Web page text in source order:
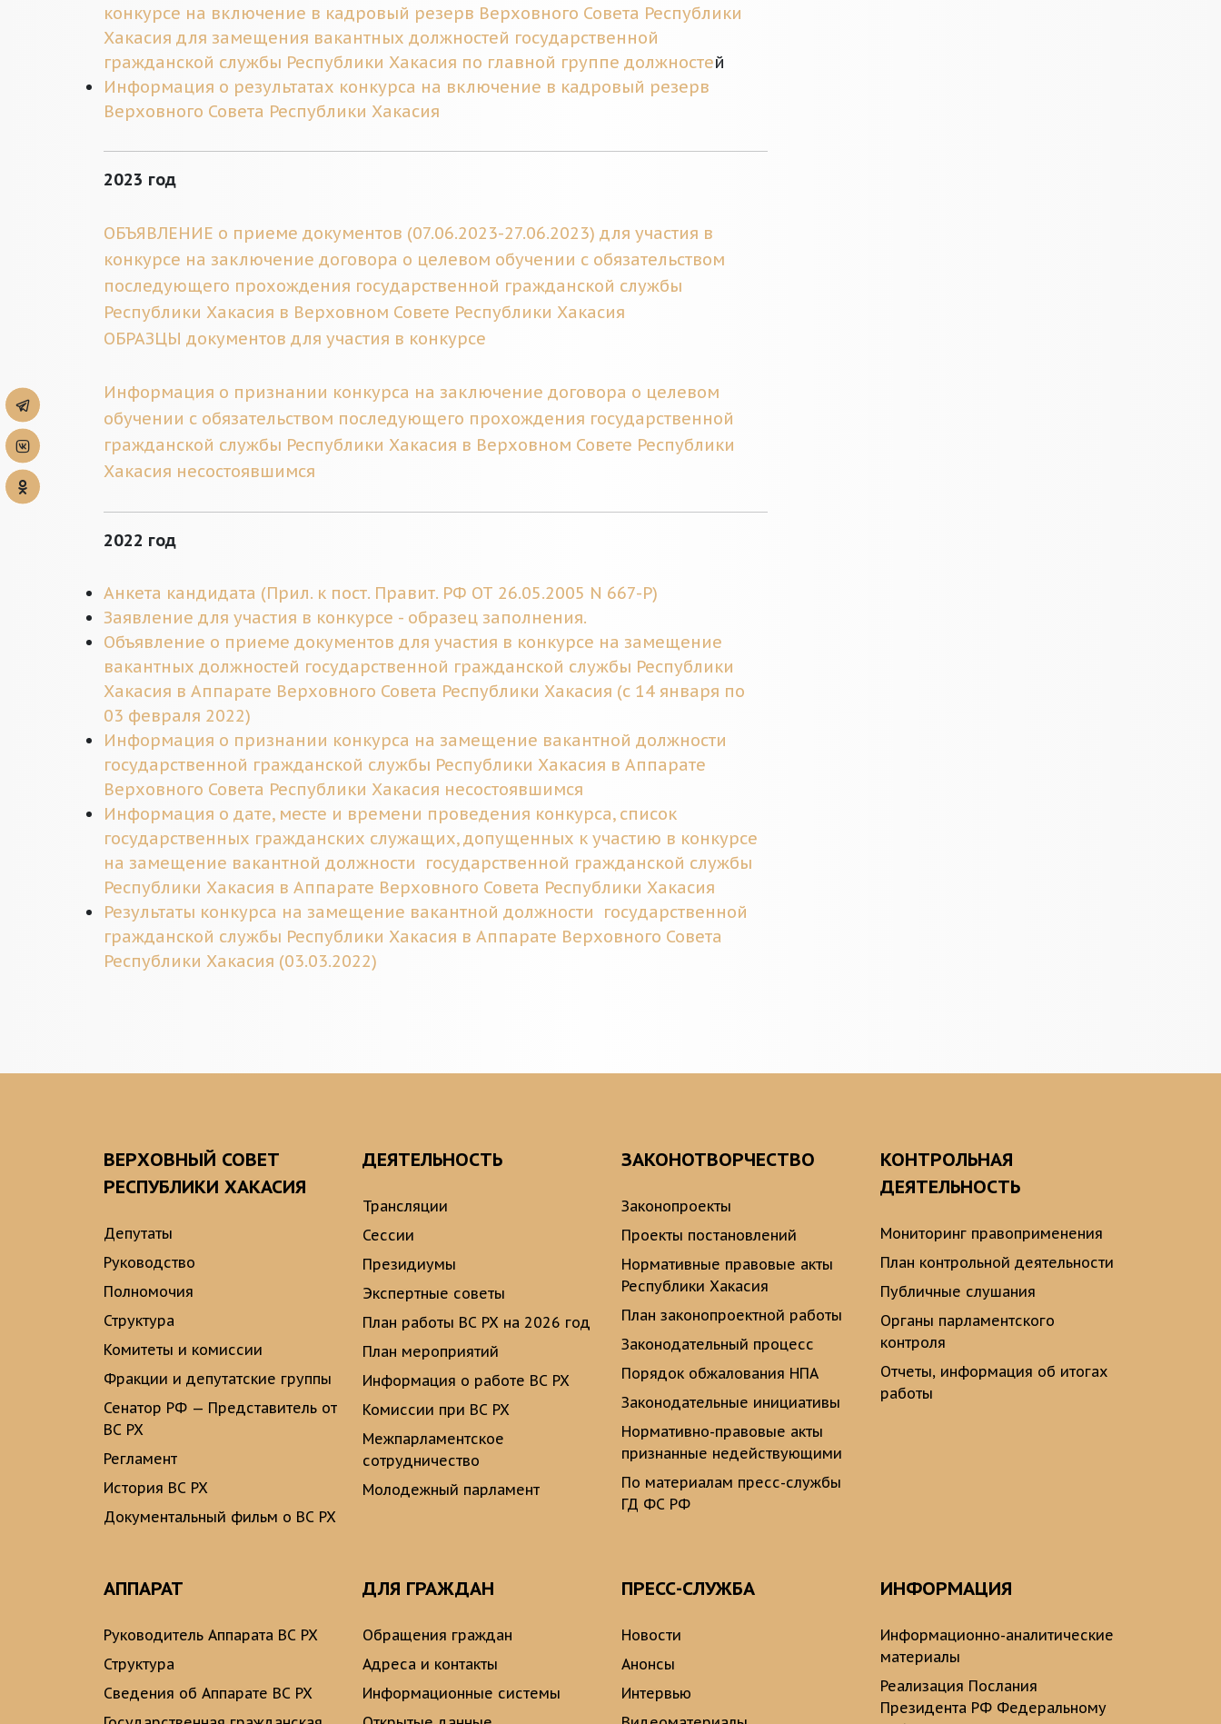
конкурсе на включение в кадровый резерв Верховного Совета Республики
Хакасия для замещения вакантных должностей государственной
гражданской службы Республики Хакасия по главной группе должностей
Информация о результатах конкурса на включение в кадровый резерв
Верховного Совета Республики Хакасия
2023 год
ОБЪЯВЛЕНИЕ о приеме документов (07.06.2023-27.06.2023) для участия в
конкурсе на заключение договора о целевом обучении с обязательством
последующего прохождения государственной гражданской службы
Республики Хакасия в Верховном Совете Республики Хакасия
ОБРАЗЦЫ документов для участия в конкурсе
Информация о признании конкурса на заключение договора о целевом
обучении с обязательством последующего прохождения государственной
гражданской службы Республики Хакасия в Верховном Совете Республики
Хакасия несостоявшимся
2022 год
Анкета кандидата (Прил. к пост. Правит. РФ ОТ 26.05.2005 N 667-Р)
Заявление для участия в конкурсе - образец заполнения.
Объявление о приеме документов для участия в конкурсе на замещение
вакантных должностей государственной гражданской службы Республики
Хакасия в Аппарате Верховного Совета Республики Хакасия (с 14 января по
03 февраля 2022)
Информация о признании конкурса на замещение вакантной должности
государственной гражданской службы Республики Хакасия в Аппарате
Верховного Совета Республики Хакасия несостоявшимся
Информация о дате, месте и времени проведения конкурса, список
государственных гражданских служащих, допущенных к участию в конкурсе
на замещение вакантной должности государственной гражданской службы
Республики Хакасия в Аппарате Верховного Совета Республики Хакасия
Результаты конкурса на замещение вакантной должности государственной
гражданской службы Республики Хакасия в Аппарате Верховного Совета
Республики Хакасия (03.03.2022)
ВЕРХОВНЫЙ СОВЕТ
РЕСПУБЛИКИ ХАКАСИЯ
Депутаты
Руководство
Полномочия
Структура
Комитеты и комиссии
Фракции и депутатские группы
Сенатор РФ — Представитель от
ВС РХ
Регламент
История ВС РХ
Документальный фильм о ВС РХ
ДЕЯТЕЛЬНОСТЬ
Трансляции
Сессии
Президиумы
Экспертные советы
План работы ВС РХ на 2026 год
План мероприятий
Информация о работе ВС РХ
Комиссии при ВС РХ
Межпарламентское
сотрудничество
Молодежный парламент
ЗАКОНОТВОРЧЕСТВО
Законопроекты
Проекты постановлений
Нормативные правовые акты
Республики Хакасия
План законопроектной работы
Законодательный процесс
Порядок обжалования НПА
Законодательные инициативы
Нормативно-правовые акты
признанные недействующими
По материалам пресс-службы
ГД ФС РФ
КОНТРОЛЬНАЯ
ДЕЯТЕЛЬНОСТЬ
Мониторинг правоприменения
План контрольной деятельности
Публичные слушания
Органы парламентского
контроля
Отчеты, информация об итогах
работы
АППАРАТ
Руководитель Аппарата ВС РХ
Структура
Сведения об Аппарате ВС РХ
ДЛЯ ГРАЖДАН
Обращения граждан
Адреса и контакты
Информационные системы
ПРЕСС-СЛУЖБА
Новости
Анонсы
Интервью
ИНФОРМАЦИЯ
Информационно-аналитические
материалы
Реализация Послания
Президента РФ Федеральному